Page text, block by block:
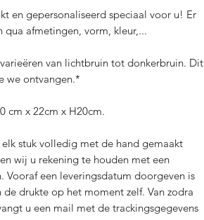
en gepersonaliseerd speciaal voor u! Er
qua afmetingen, vorm, kleur,...
van lichtbruin tot donkerbruin. Dit
we ontvangen.*
cm x 22cm x H20cm.
stuk volledig met de hand gemaakt
wij u rekening te houden met een
Vooraf een leveringsdatum doorgeven is
drukte op het moment zelf. Van zodra
u een mail met de trackingsgegevens